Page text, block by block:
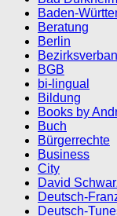
Baden-
Beratung
Berlin
BGB
bi-lingual
Bildung
Books by
Buch
Bürgerrechte
Business
City
David
Deutsch-
Deutsch-